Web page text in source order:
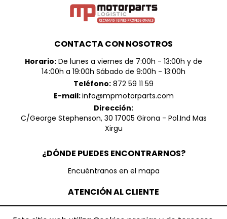
CONTACTA CON NOSOTROS
Horario: De lunes a viernes de 7:00h - 13:00h y de
14:00h a 19:00h Sábado de 9:00h - 13:00h
Teléfono: 872 59 11 59
E-mail:info@mpmotorparts.com
Dirección:
C/George Stephenson, 30 17005 Girona - Pol.Ind Mas
Xirgu
¿DÓNDE PUEDES ENCONTRARNOS?
Encuéntranos en el mapa
ATENCIÓN AL CLIENTE
Contáctanos